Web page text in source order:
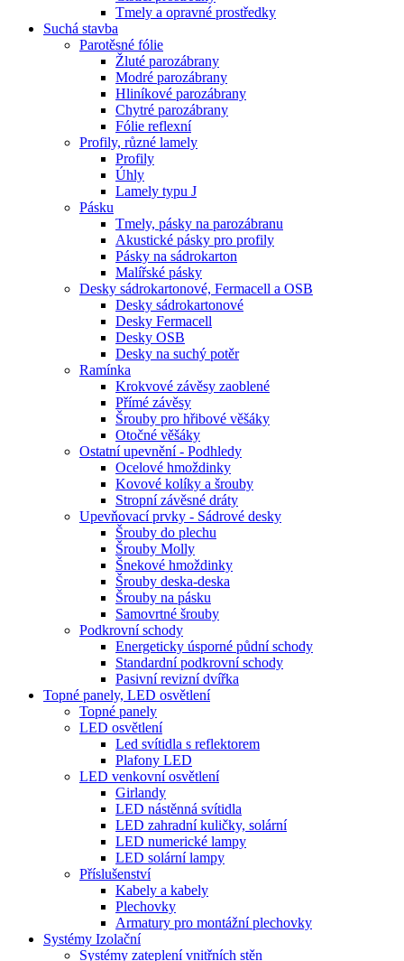
Tmely a opravné prostředky
Suchá stavba
Parotěsné fólie
Žluté parozábrany
Modré parozábrany
Hliníkové parozábrany
Chytré parozábrany
Fólie reflexní
Profily, různé lamely
Profily
Úhly
Lamely typu J
Pásku
Tmely, pásky na parozábranu
Akustické pásky pro profily
Pásky na sádrokarton
Malířské pásky
Desky sádrokartonové, Fermacell a OSB
Desky sádrokartonové
Desky Fermacell
Desky OSB
Desky na suchý potěr
Ramínka
Krokvové závěsy zaoblené
Přímé závěsy
Šrouby pro hřibové věšáky
Otočné věšáky
Ostatní upevnění - Podhledy
Ocelové hmoždinky
Kovové kolíky a šrouby
Stropní závěsné dráty
Upevňovací prvky - Sádrové desky
Šrouby do plechu
Šrouby Molly
Šnekové hmoždinky
Šrouby deska-deska
Šrouby na pásku
Samovrtné šrouby
Podkrovní schody
Energeticky úsporné půdní schody
Standardní podkrovní schody
Pasivní revizní dvířka
Topné panely, LED osvětlení
Topné panely
LED osvětlení
Led svítidla s reflektorem
Plafony LED
LED venkovní osvětlení
Girlandy
LED nástěnná svítidla
LED zahradní kuličky, solární
LED numerické lampy
LED solární lampy
Příslušenství
Kabely a kabely
Plechovky
Armatury pro montážní plechovky
Systémy Izolační
Systémy zateplení vnitřních stěn